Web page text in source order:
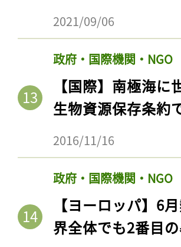
2021/09/06
政府・国際機関・NGO
【国際】南極海
生物資源保存条約
2016/11/16
政府・国際機関・NGO
【ヨーロッパ】6
界全体でも2番目